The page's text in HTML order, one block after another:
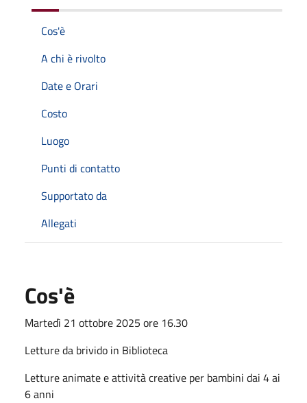
Cos'è
A chi è rivolto
Date e Orari
Costo
Luogo
Punti di contatto
Supportato da
Allegati
Cos'è
Martedì 21 ottobre 2025 ore 16.30
Letture da brivido in Biblioteca
Letture animate e attività creative per bambini dai 4 ai
6 anni